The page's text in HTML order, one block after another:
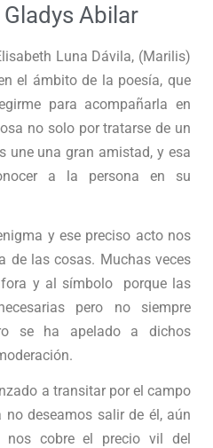
Gladys Abilar
Luna Dávila, (Marilis)
el ámbito de la poesía, que
para acompañarla en
no solo por tratarse de un
une una gran amistad, y esa
a la persona en su
y ese preciso acto nos
de las cosas. Muchas veces
y al símbolo porque las
pero no siempre
se ha apelado a dichos
a transitar por el campo
deseamos salir de él, aún
nos cobre el precio vil del